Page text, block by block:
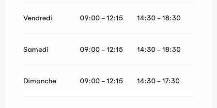
Vendredi 09:00 - 12:15 14:30 - 18:30
Samedi 09:00 - 12:15 14:30 - 18:30
Dimanche 09:00 - 12:15 14:30 - 17:30